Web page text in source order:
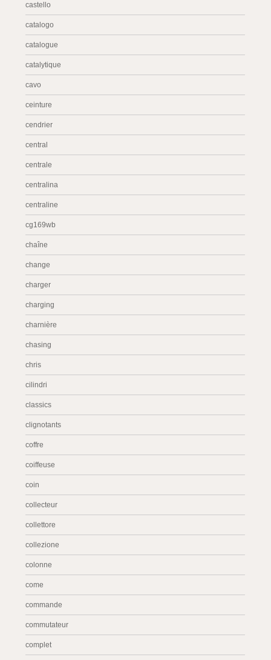
castello
catalogo
catalogue
catalytique
cavo
ceinture
cendrier
central
centrale
centralina
centraline
cg169wb
chaîne
change
charger
charging
charnière
chasing
chris
cilindri
classics
clignotants
coffre
coiffeuse
coin
collecteur
collettore
collezione
colonne
come
commande
commutateur
complet